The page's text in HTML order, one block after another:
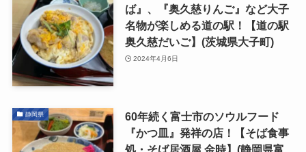
ば』、『奥久慈りんご』など大子
名物が楽しめる道の駅！【道の駅
奥久慈だいご】(茨城県大子町)
2024年4月6日
静岡県
60年続く富士市のソウルフード
『かつ皿』発祥の店！【そば食事
処・そば居酒屋 金時】(静岡県富